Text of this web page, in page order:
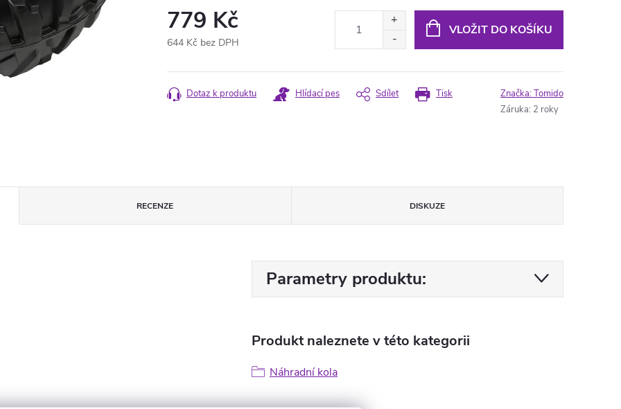
779 Kč
644 Kč bez DPH
cena:
VLOŽIT DO KOŠÍKU
Tisk
Dotaz k produktu Hlídací pes Sdílet Značka:Tomido
Záruka: 2 roky
RECENZE DISKUZE
Parametry produktu:
Produkt naleznete v této kategorii
Náhradní kola